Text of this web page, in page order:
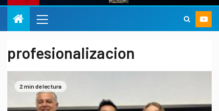
profesionalizacion
2 min de lectura